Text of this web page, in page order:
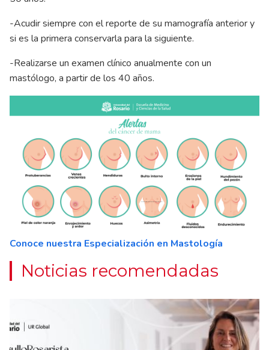
-Acudir siempre con el reporte de su mamografía anterior y
si es la primera conservarla para la siguiente.
-Realizarse un examen clínico anualmente con un
mastólogo, a partir de los 40 años.
Conoce nuestra Especialización en Mastología
Noticias recomendadas